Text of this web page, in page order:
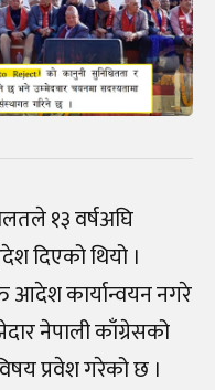
१३ वर्षअघि
दिएको थियो ।
आदेश कार्यान्वयन नगरे
नेपाली काँग्रेसको
प्रवेश गरेको छ ।